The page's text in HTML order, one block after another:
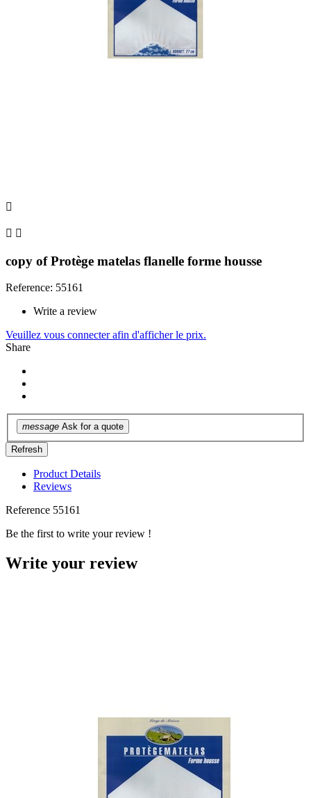

 
copy of Protège matelas flanelle forme housse
Reference: 55161
Write a review
Veuillez vous connecter afin d'afficher le prix.
Share
message Ask for a quote
Product Details
Reviews
Reference 55161
Be the first to write your review !
Write your review